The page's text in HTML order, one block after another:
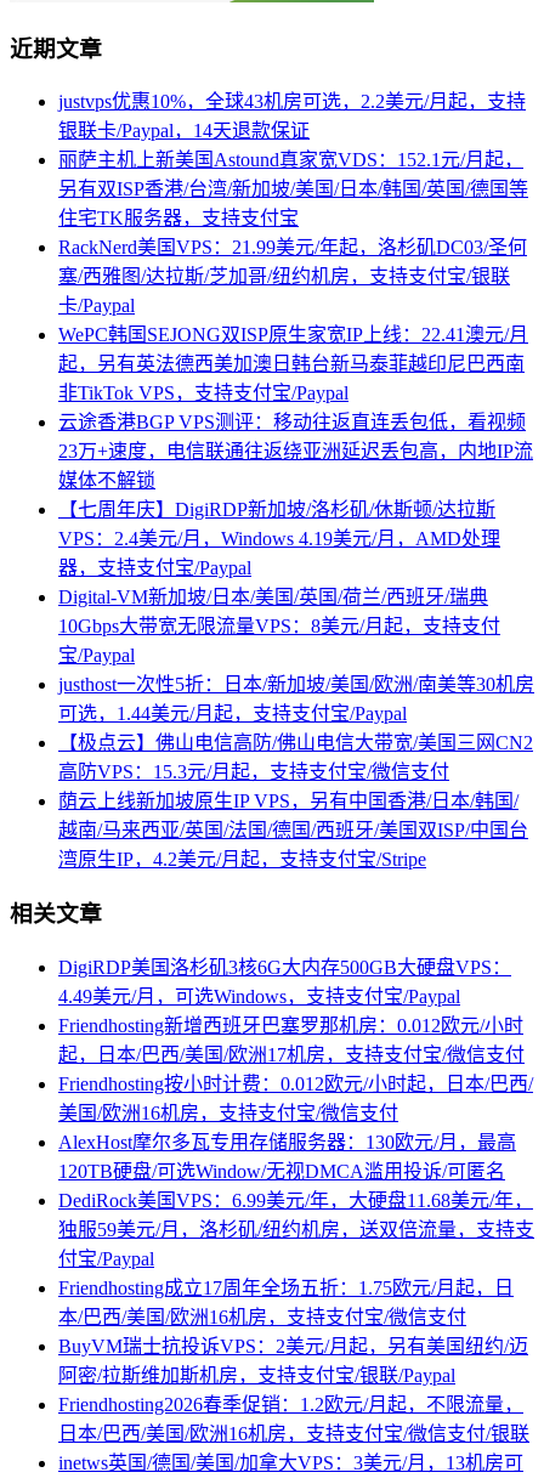
近期文章
justvps优惠10%，全球43机房可选，2.2美元/月起，支持
银联卡/Paypal，14天退款保证
丽萨主机上新美国Astound真家宽VDS：152.1元/月起，
另有双ISP香港/台湾/新加坡/美国/日本/韩国/英国/德国等
住宅TK服务器，支持支付宝
RackNerd美国VPS：21.99美元/年起，洛杉矶DC03/圣何
塞/西雅图/达拉斯/芝加哥/纽约机房，支持支付宝/银联
卡/Paypal
WePC韩国SEJONG双ISP原生家宽IP上线：22.41澳元/月
起，另有英法德西美加澳日韩台新马泰菲越印尼巴西南
非TikTok VPS，支持支付宝/Paypal
云途香港BGP VPS测评：移动往返直连丢包低，看视频
23万+速度，电信联通往返绕亚洲延迟丢包高，内地IP流
媒体不解锁
【七周年庆】DigiRDP新加坡/洛杉矶/休斯顿/达拉斯
VPS：2.4美元/月，Windows 4.19美元/月，AMD处理
器，支持支付宝/Paypal
Digital-VM新加坡/日本/美国/英国/荷兰/西班牙/瑞典
10Gbps大带宽无限流量VPS：8美元/月起，支持支付
宝/Paypal
justhost一次性5折：日本/新加坡/美国/欧洲/南美等30机房
可选，1.44美元/月起，支持支付宝/Paypal
【极点云】佛山电信高防/佛山电信大带宽/美国三网CN2
高防VPS：15.3元/月起，支持支付宝/微信支付
荫云上线新加坡原生IP VPS，另有中国香港/日本/韩国/
越南/马来西亚/英国/法国/德国/西班牙/美国双ISP/中国台
湾原生IP，4.2美元/月起，支持支付宝/Stripe
相关文章
DigiRDP美国洛杉矶3核6G大内存500GB大硬盘VPS：
4.49美元/月，可选Windows，支持支付宝/Paypal
Friendhosting新增西班牙巴塞罗那机房：0.012欧元/小时
起，日本/巴西/美国/欧洲17机房，支持支付宝/微信支付
Friendhosting按小时计费：0.012欧元/小时起，日本/巴西/
美国/欧洲16机房，支持支付宝/微信支付
AlexHost摩尔多瓦专用存储服务器：130欧元/月，最高
120TB硬盘/可选Window/无视DMCA滥用投诉/可匿名
DediRock美国VPS：6.99美元/年，大硬盘11.68美元/年，
独服59美元/月，洛杉矶/纽约机房，送双倍流量，支持支
付宝/Paypal
Friendhosting成立17周年全场五折：1.75欧元/月起，日
本/巴西/美国/欧洲16机房，支持支付宝/微信支付
BuyVM瑞士抗投诉VPS：2美元/月起，另有美国纽约/迈
阿密/拉斯维加斯机房，支持支付宝/银联/Paypal
Friendhosting2026春季促销：1.2欧元/月起，不限流量，
日本/巴西/美国/欧洲16机房，支持支付宝/微信支付/银联
inetws英国/德国/美国/加拿大VPS：3美元/月，13机房可